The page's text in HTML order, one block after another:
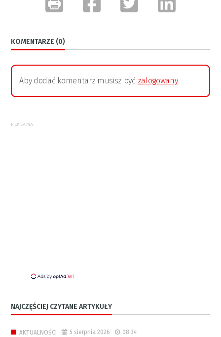
KOMENTARZE (0)
Aby dodać komentarz musisz być zalogowany
REKLAMA
NAJCZĘŚCIEJ CZYTANE ARTYKUŁY
AKTUALNOŚCI 5 sierpnia 2026 08:34